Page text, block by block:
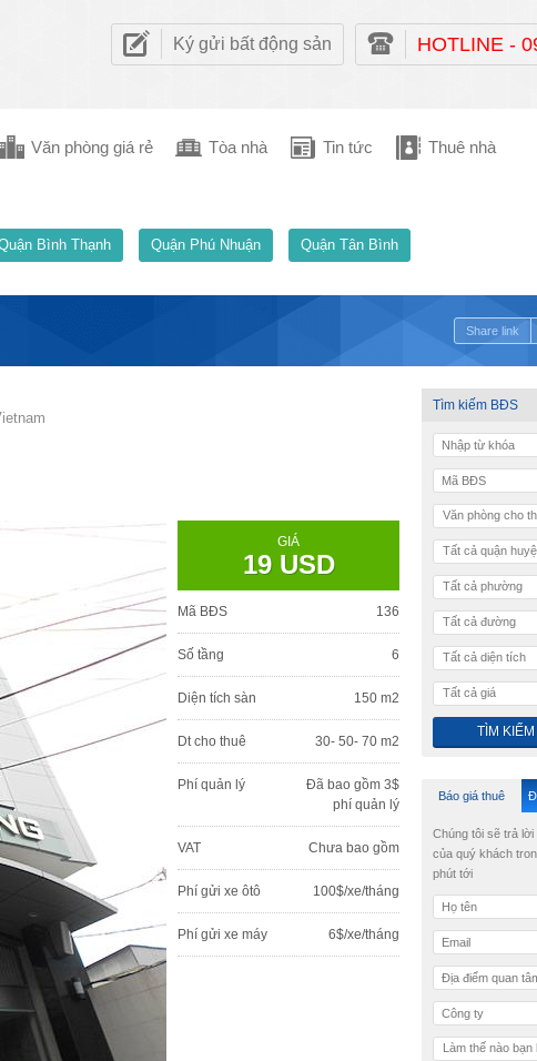
Ký gửi bất động sản HOTLINE -
Văn phòng giá rẻ Tòa nhà Tin tức Thuê nhà
Bình Thạnh Quận Phú Nhuận Quận Tân Bình
Share link
GIÁ
19 USD
Mã BĐS 136
Số tầng 6
Diện tích sàn 150 m2
Dt cho thuê 30- 50- 70 m2
Phí quản lý
Đã bao gồm 3$
phí quản lý
VAT Chưa bao gồm
Phí gửi xe ôtô 100$/xe/tháng
Phí gửi xe máy 6$/xe/tháng
Tìm kiếm BĐS
Văn phòng cho
Tất cả quận
Tất cả phường
Tất cả đường
Tất cả diện tích
Tất cả giá
Báo giá thuê
Chúng tôi sẽ trả
của quý khách
phút tới
Làm thế nào bạn